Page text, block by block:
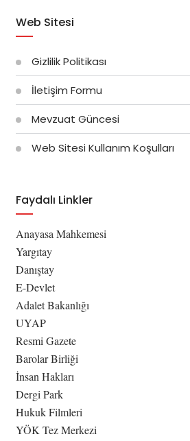
Web Sitesi
Gizlilik Politikası
İletişim Formu
Mevzuat Güncesi
Web Sitesi Kullanım Koşulları
Faydalı Linkler
Anayasa Mahkemesi
Yargıtay
Danıştay
E-Devlet
Adalet Bakanlığı
UYAP
Resmi Gazete
Barolar Birliği
İnsan Hakları
Dergi Park
Hukuk Filmleri
YÖK Tez Merkezi